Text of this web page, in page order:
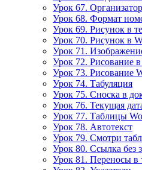
Урок 67.
Урок 68. Формат
Урок 69. Рисунок в
Урок 70. Рисунок в
Урок 71.
Урок 72. Рисование
Урок 73. Рисование
Урок 74. Табуляция
Урок 75. Сноска в
Урок 76. Текущая
Урок 77. Таблицы
Урок 78. Автотекст
Урок 79. Смотри
Урок 80. Ссылка без
Урок 81. Переносы в